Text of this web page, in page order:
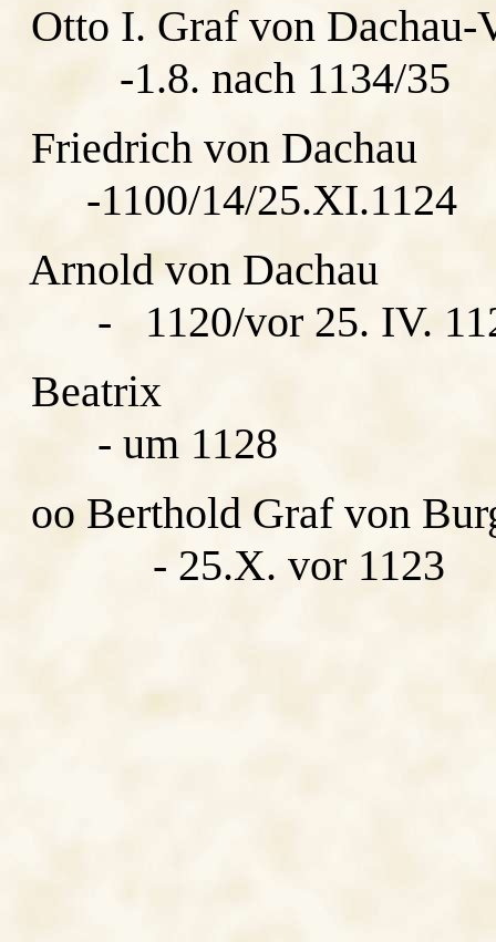
Otto I. Graf von Dachau-
-1.8. nach 1134/35
Friedrich von Dachau
-1100/14/25.XI.1124
Arnold von Dachau
- 1120/vor 25. IV.
Beatrix
- um 1128
oo Berthold Graf von
- 25.X. vor 1123